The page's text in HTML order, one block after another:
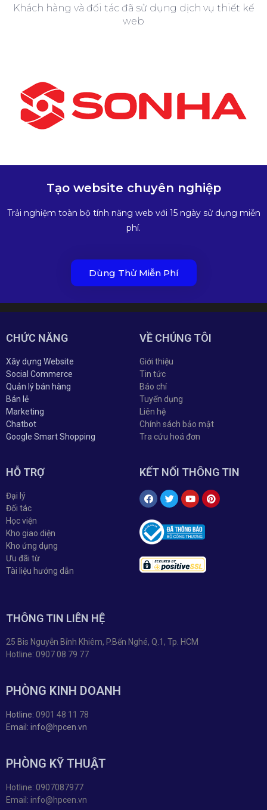
Khách hàng và đối tác đã sử dụng dịch vụ thiết kế
web
Tạo website chuyên nghiệp
Trải nghiệm toàn bộ tính năng web với 15 ngày sử dụng miễn
phí.
Dùng Thử Miễn Phí
CHỨC NĂNG
Xây dựng Website
Social Commerce
Quản lý bán hàng
Bán lẻ
Marketing
Chatbot
Google Smart Shopping
VỀ CHÚNG TÔI
Giới thiệu
Tin tức
Báo chí
Tuyển dụng
Liên hệ
Chính sách bảo mật
Tra cứu hoá đơn
HỖ TRỢ
Đại lý
Đối tác
Học viện
Kho giao diện
Kho ứng dụng
Ưu đãi từ
Tài liệu hướng dẫn
KẾT NỐI THÔNG TIN
THÔNG TIN LIÊN HỆ
25 Bis Nguyễn Bỉnh Khiêm, P.Bến Nghé, Q.1, Tp. HCM
Hotline: 0907 08 79 77
PHÒNG KINH DOANH
Hotline: 0901 48 11 78
Email: info@hpcen.vn
PHÒNG KỸ THUẬT
Hotline: 0907087977
Email: info@hpcen.vn